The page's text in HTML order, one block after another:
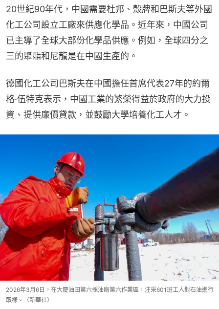
20世紀90年代，中國需要杜邦、殼牌和巴斯夫等外國
化工公司設立工廠來供應化學品。近年來，中國公司
已主導了全球大部份化學品供應。例如，全球四分之
三的聚酯和尼龍是在中國生產的。
德國化工公司巴斯夫在中國擔任首席代表27年的約爾
格·伍特克表示，中國工業的繁榮得益於政府的大力投
資、提供廉價貸款，並鼓勵大學培養化工人才。
2026年3月6日，在大慶油田第六採油廠第六作業區，注采601班工人對石油進行
取樣。（新華社）